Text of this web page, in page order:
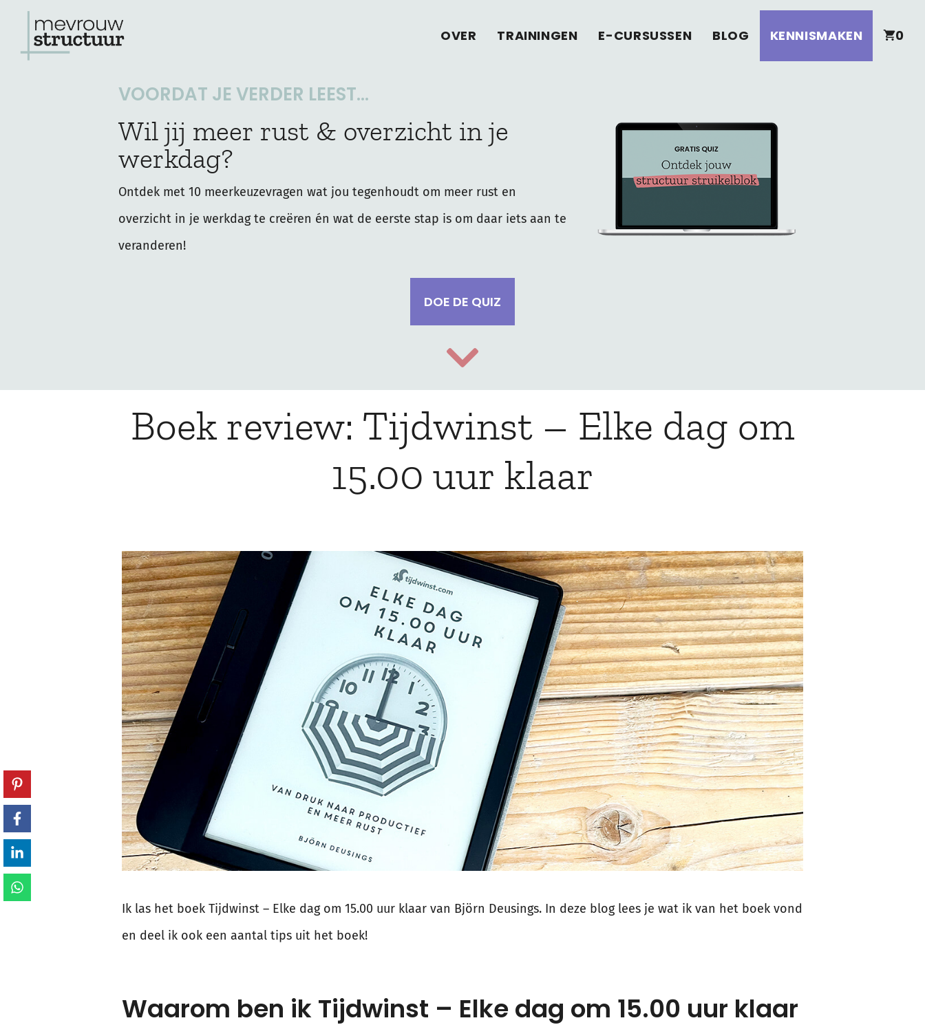
OVER TRAININGEN E-CURSUSSEN BLOG KENNISMAKEN 0
VOORDAT JE VERDER LEEST...
Wil jij meer rust & overzicht in je
werkdag?
Ontdek met 10 meerkeuzevragen wat jou tegenhoudt om meer rust en
overzicht in je werkdag te creëren én wat de eerste stap is om daar iets aan te
veranderen!
DOE DE QUIZ
Boek review: Tijdwinst – Elke dag om
15.00 uur klaar
Ik las het boek Tijdwinst – Elke dag om 15.00 uur klaar van Björn Deusings. In deze blog lees je wat ik van het boek vond
en deel ik ook een aantal tips uit het boek!
Waarom ben ik Tijdwinst – Elke dag om 15.00 uur klaar